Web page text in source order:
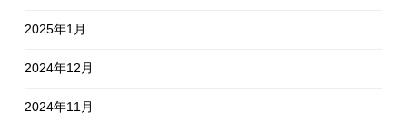
2025年1月
2024年12月
2024年11月